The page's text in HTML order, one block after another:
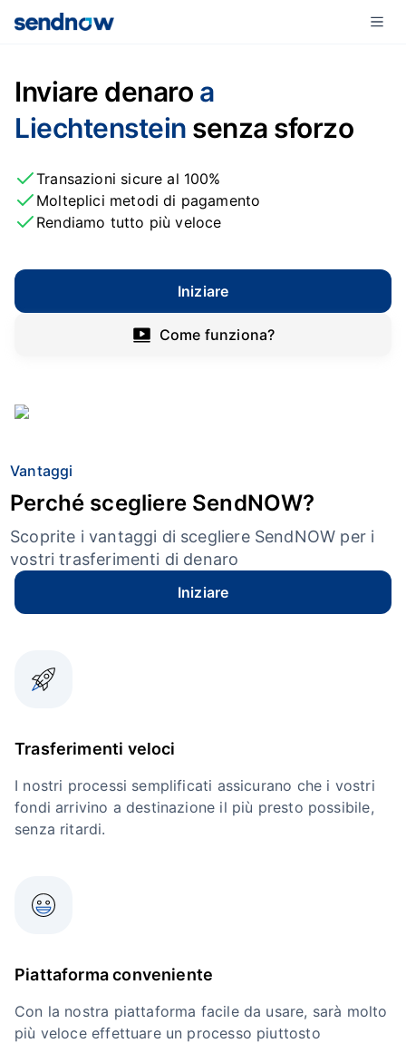
Inviare denaro a
Liechtenstein senza sforzo
Transazioni sicure al 100%
Molteplici metodi di pagamento
Rendiamo tutto più veloce
Iniziare
Come funziona?
Vantaggi
Perché scegliere SendNOW?
Scoprite i vantaggi di scegliere SendNOW per i
vostri trasferimenti di denaro
Iniziare
Trasferimenti veloci
I nostri processi semplificati assicurano che i vostri
fondi arrivino a destinazione il più presto possibile,
senza ritardi.
Piattaforma conveniente
Con la nostra piattaforma facile da usare, sarà molto
più veloce effettuare un processo piuttosto